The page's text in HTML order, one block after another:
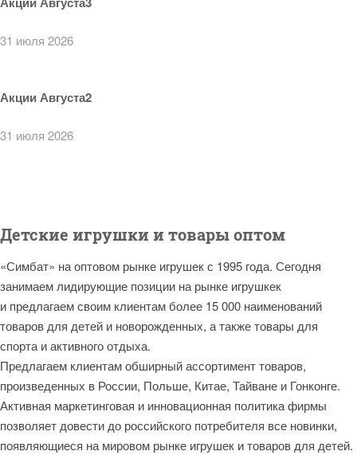
31 июля 2026
Акции Августа2
31 июля 2026
Детские игрушки и товары оптом
«Симбат» на оптовом рынке игрушек с 1995 года. Сегодня
занимаем лидирующие позиции на рынке игрушкек
и предлагаем своим клиентам более 15 000 наименований
товаров для детей и новорожденных, а также товары для
спорта и активного отдыха.
Предлагаем клиентам обширный ассортимент товаров,
произведенных в России, Польше, Китае, Тайване и Гонконге.
Активная маркетинговая и инновационная политика фирмы
позволяет довести до российского потребителя все новинки,
появляющиеся на мировом рынке игрушек и товаров для детей.